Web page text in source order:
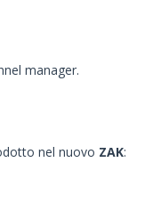
manager.
nel nuovo ZAK: